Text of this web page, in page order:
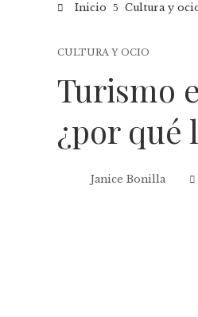
Inicio Cultura y
CULTURA Y OCIO
Turismo
¿por qué
Janice Bonilla